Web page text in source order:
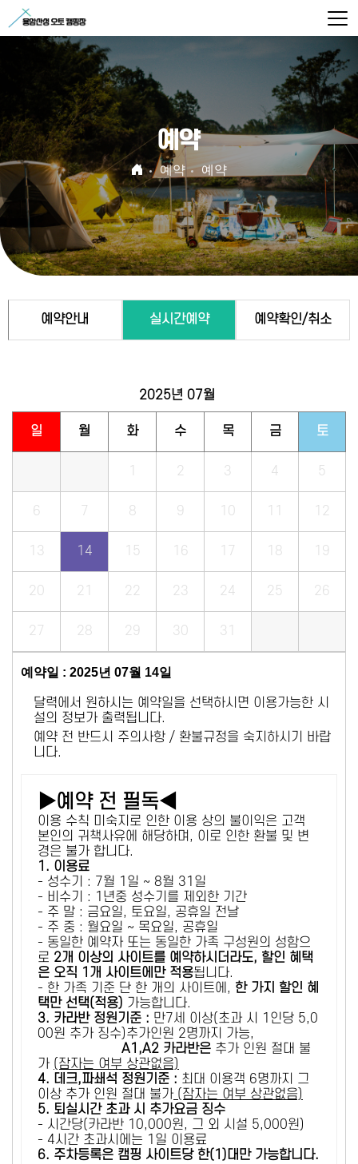
예약
예약 예약
예약안내 실시간예약 예약확인/취소
2025년 07월
일 월 화 수 목 금 토
1 2 3 4 5
6 7 8 9 10 11 12
13 14 15 16 17 18 19
20 21 22 23 24 25 26
27 28 29 30 31
예약일 : 2025년 07월 14일
달력에서 원하시는 예약일을 선택하시면 이용가능한 시
설의 정보가 출력됩니다.
예약 전 반드시 주의사항 / 환불규정을 숙지하시기 바랍
니다.
▶예약 전 필독◀
이용 수칙 미숙지로 인한 이용 상의 불이익은 고객
본인의 귀책사유에 해당하며, 이로 인한 환불 및 변
경은 불가 합니다.
1. 이용료
- 성수기 : 7월 1일 ~ 8월 31일
- 비수기 : 1년중 성수기를 제외한 기간
- 주 말 : 금요일, 토요일, 공휴일 전날
- 주 중 : 월요일 ~ 목요일, 공휴일
- 동일한 예약자 또는 동일한 가족 구성원의 성함으
로 2개 이상의 사이트를 예약하시더라도, 할인 혜택
은 오직 1개 사이트에만 적용됩니다.
- 한 가족 기준 단 한 개의 사이트에, 한 가지 할인 혜
택만 선택(적용) 가능합니다.
3. 카라반 정원기준 : 만7세 이상(초과 시 1인당 5,0
00원 추가 징수)추가인원 2명까지 가능,
A1,A2 카라반은 추가 인원 절대 불
가 (잠자는 여부 상관없음)
4. 데크,파쇄석 정원기준 : ​최대 이용객 6명까지 그
이상 추가 인원 절대 불가 (잠자는 여부 상관없음)
5. 퇴실시간 초과 시 추가요금 징수
- 시간당(카라반 10,000원, 그 외 시설 5,000원)
- 4시간 초과시에는 1일 이용료
6. 주차등록은 캠핑 사이트당 한(1)대만 가능합니다.